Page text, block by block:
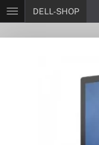
DELL-SHOP